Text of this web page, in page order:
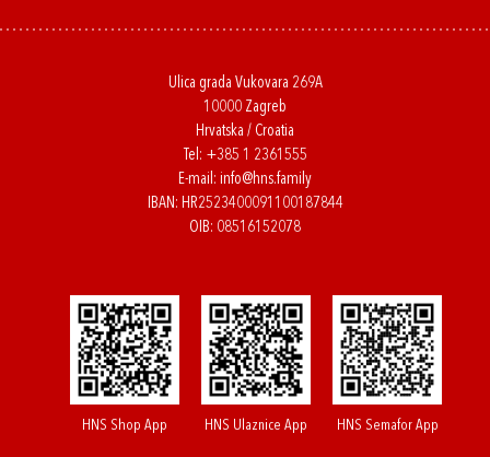
Ulica grada Vukovara 269A
10000 Zagreb
Hrvatska / Croatia
Tel: +385 1 2361555
E-mail: info@hns.family
IBAN: HR2523400091100187844
OIB: 08516152078
HNS Shop App HNS Ulaznice App HNS Semafor App